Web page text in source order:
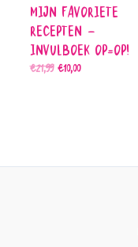
Mijn Favoriete
Recepten –
Invulboek OP=OP!
€21,99Oorspronkelijke prijs was: €21,99.
€10,00Huidige prijs is: €10,00.